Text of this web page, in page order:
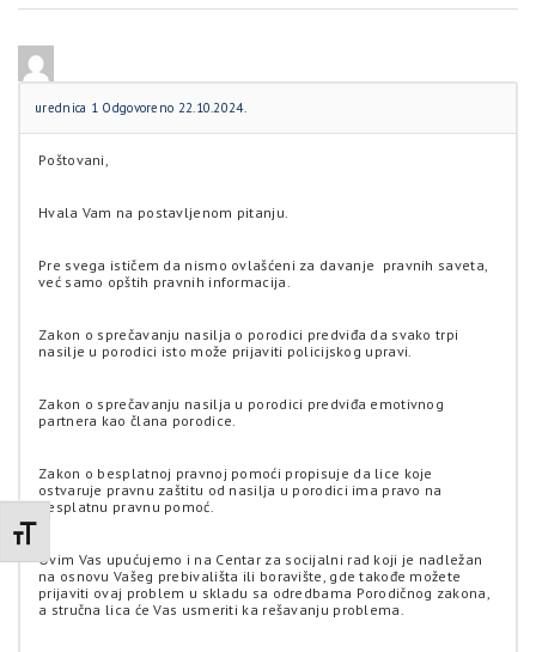
Promenite veličinu slova
urednica 1 Odgovoreno 22.10.2024.
Poštovani,
Hvala Vam na postavljenom pitanju.
Pre svega ističem da nismo ovlašćeni za davanje pravnih saveta,
već samo opštih pravnih informacija.
Zakon o sprečavanju nasilja o porodici predviđa da svako trpi
nasilje u porodici isto može prijaviti policijskog upravi.
Zakon o sprečavanju nasilja u porodici predviđa emotivnog
partnera kao člana porodice.
Zakon o besplatnoj pravnoj pomoći propisuje da lice koje
ostvaruje pravnu zaštitu od nasilja u porodici ima pravo na
besplatnu pravnu pomoć.
Ovim Vas upućujemo i na Centar za socijalni rad koji je nadležan
na osnovu Vašeg prebivališta ili boravište, gde takođe možete
prijaviti ovaj problem u skladu sa odredbama Porodičnog zakona,
a stručna lica će Vas usmeriti ka rešavanju problema.